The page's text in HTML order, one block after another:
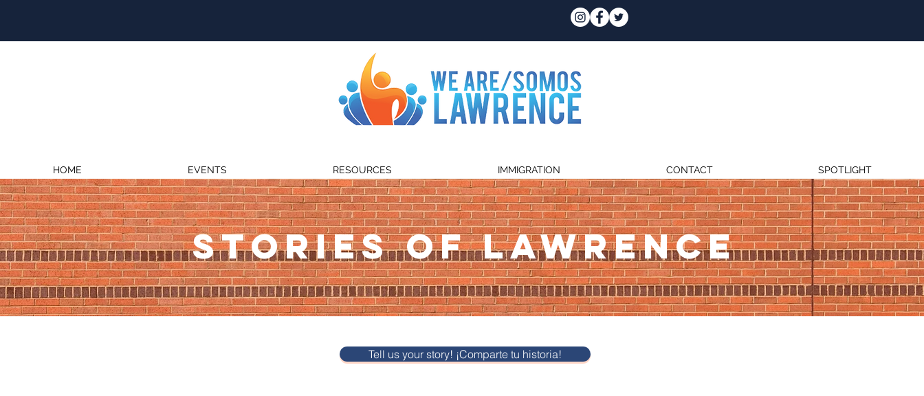
HOME EVENTS RESOURCES IMMIGRATION CONTACT SPOTLIGHT
STORIES OF LAWRENCE
Tell us your story! ¡Comparte tu historia!